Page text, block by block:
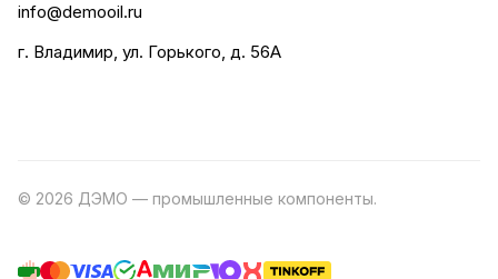
info@demooil.ru
г. Владимир, ул. Горького, д. 56А
© 2026 ДЭМО — промышленные компоненты.